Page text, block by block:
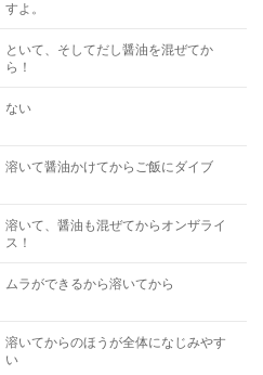
すよ。
といて、そしてだし醤油を混ぜてか
ら！
ない
溶いて醤油かけてからご飯にダイブ
溶いて、醤油も混ぜてからオンザライ
ス！
ムラができるから溶いてから
溶いてからのほうが全体になじみやす
い